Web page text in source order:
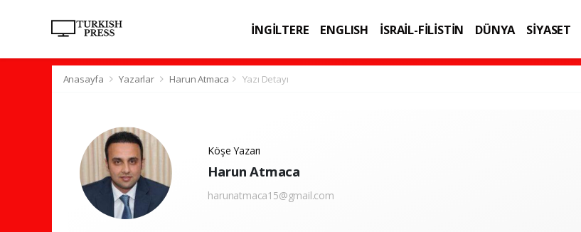
İNGİLTERE ENGLISH İSRAİL-FİLİSTİN DÜNYA SİYASET
Anasayfa Yazarlar Harun Atmaca Yazı Detayı
Köşe Yazarı
Harun Atmaca
harunatmaca15@gmail.com